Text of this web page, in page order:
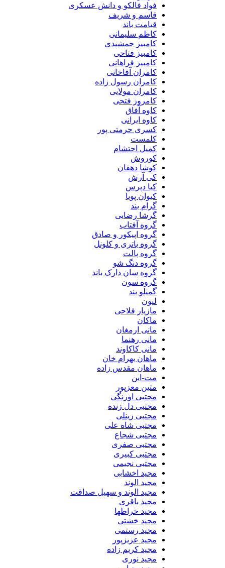
فواد فالکو و دانش عسکری
قاسم و شریف
قیامت باند
کاظم سلیمانی
کامبیز جمشیدی
کامبیز فتاحی
کامبیز فراهانی
کامران آقاخانی
کامران رسول زاده
کامران مولایی
کامروز فتحی
کاوه آفاق
کاوه ایرانی
کسری حرمتی پور
کلمست
کمیل احتشام
کوروش
کوشا دهقان
کی آرش
کیا دپرس
کیوان پویا
گرام بند
گرشا رضایی
گروه آفتاب
گروه اپیکور و صادق
گروه باتری و کلونل
گروه پالت
گروه دنگ شو
گروه سان دارک باند
گروه سون
گمیلو بند
مازیار فلاحی
مانی ارمغان
مانی رهنما
مانی کاکاوند
ماهان بهرام خان
ماهان مقدس زاده
مت-این
متین معزپور
مجتبی اورنگی
مجتبی دل زنده
مجتبی زینلی
مجتبی شاه علی
مجتبی شجاع
مجتبی صفری
مجتبی کبیری
مجتبی نجیمی
مجید اخشابی
مجید الوند‎
مجید الوند و سهیل صداقت
مجید باقری
مجید خراطها
مجید خشتی
مجید رستمی
مجید عزیزپور
مجید کریم زاده
مجید نوری